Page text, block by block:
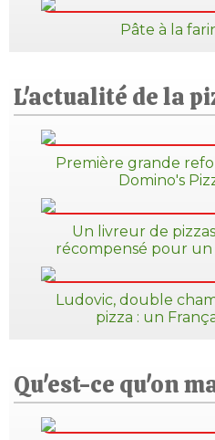
Pâte à la
L'actualité de la
Première grande
Domino's
Un livreur de
récompensé pour
Ludovic, double
pizza : un
Qu'est-ce qu'on